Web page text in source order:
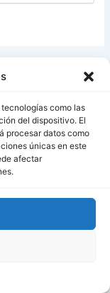
como las
del dispositivo. El
procesar datos como
únicas en este
afectar
De Los Bancos |